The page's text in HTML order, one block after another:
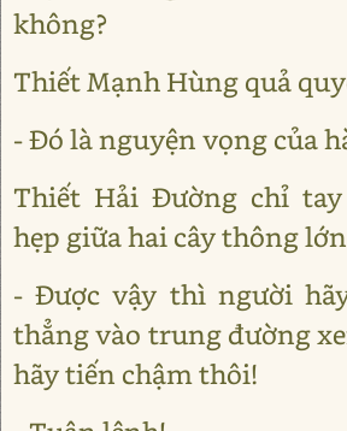
không?
Thiết Mạnh Hùng quả
- Đó là nguyện vọng của
Thiết Hải Đường chỉ
hẹp giữa hai cây thông
- Được vậy thì người
thẳng vào trung đường
hãy tiến chậm thôi!